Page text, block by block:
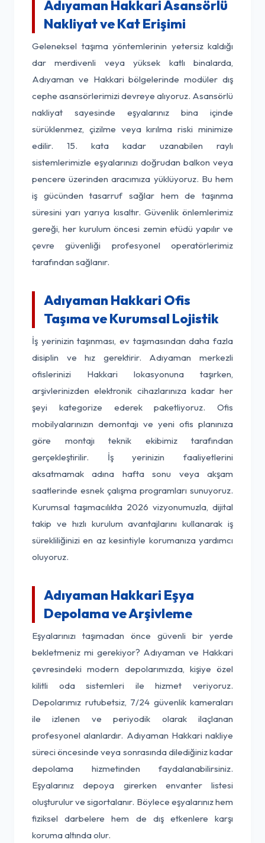
Adıyaman Hakkari Asansörlü
Nakliyat ve Kat Erişimi
Geleneksel taşıma yöntemlerinin yetersiz kaldığı
dar merdivenli veya yüksek katlı binalarda,
Adıyaman ve Hakkari bölgelerinde modüler dış
cephe asansörlerimizi devreye alıyoruz. Asansörlü
nakliyat sayesinde eşyalarınız bina içinde
sürüklenmez, çizilme veya kırılma riski minimize
edilir. 15. kata kadar uzanabilen raylı
sistemlerimizle eşyalarınızı doğrudan balkon veya
pencere üzerinden aracımıza yüklüyoruz. Bu hem
iş gücünden tasarruf sağlar hem de taşınma
süresini yarı yarıya kısaltır. Güvenlik önlemlerimiz
gereği, her kurulum öncesi zemin etüdü yapılır ve
çevre güvenliği profesyonel operatörlerimiz
tarafından sağlanır.
Adıyaman Hakkari Ofis
Taşıma ve Kurumsal Lojistik
İş yerinizin taşınması, ev taşımasından daha fazla
disiplin ve hız gerektirir. Adıyaman merkezli
ofislerinizi Hakkari lokasyonuna taşırken,
arşivlerinizden elektronik cihazlarınıza kadar her
şeyi kategorize ederek paketliyoruz. Ofis
mobilyalarınızın demontajı ve yeni ofis planınıza
göre montajı teknik ekibimiz tarafından
gerçekleştirilir. İş yerinizin faaliyetlerini
aksatmamak adına hafta sonu veya akşam
saatlerinde esnek çalışma programları sunuyoruz.
Kurumsal taşımacılıkta 2026 vizyonumuzla, dijital
takip ve hızlı kurulum avantajlarını kullanarak iş
sürekliliğinizi en az kesintiyle korumanıza yardımcı
oluyoruz.
Adıyaman Hakkari Eşya
Depolama ve Arşivleme
Eşyalarınızı taşımadan önce güvenli bir yerde
bekletmeniz mi gerekiyor? Adıyaman ve Hakkari
çevresindeki modern depolarımızda, kişiye özel
kilitli oda sistemleri ile hizmet veriyoruz.
Depolarımız rutubetsiz, 7/24 güvenlik kameraları
ile izlenen ve periyodik olarak ilaçlanan
profesyonel alanlardır. Adıyaman Hakkari nakliye
süreci öncesinde veya sonrasında dilediğiniz kadar
depolama hizmetinden faydalanabilirsiniz.
Eşyalarınız depoya girerken envanter listesi
oluşturulur ve sigortalanır. Böylece eşyalarınız hem
fiziksel darbelere hem de dış etkenlere karşı
koruma altında olur.